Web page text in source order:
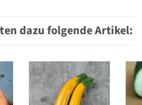
dazu folgende Artikel: